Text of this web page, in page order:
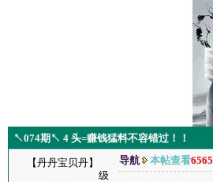
↖074期↖ 4 头=赚钱猛料不容错过！！
【丹丹宝贝丹】
级
导航 本帖查看6565